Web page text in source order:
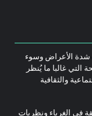
شدة الأعراض وسوء
التي غالبا ما يُنظر
والثقافية
في الغرباء ونظريات